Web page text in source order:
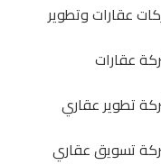
عقارات وتطوير
عقارات
تطوير عقاري
تسويق عقاري